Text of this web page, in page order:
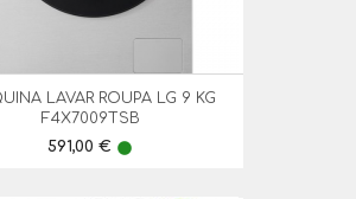
LAVAR ROUPA LG 9 KG
F4X7009TSB
Preço
591,00 € lens